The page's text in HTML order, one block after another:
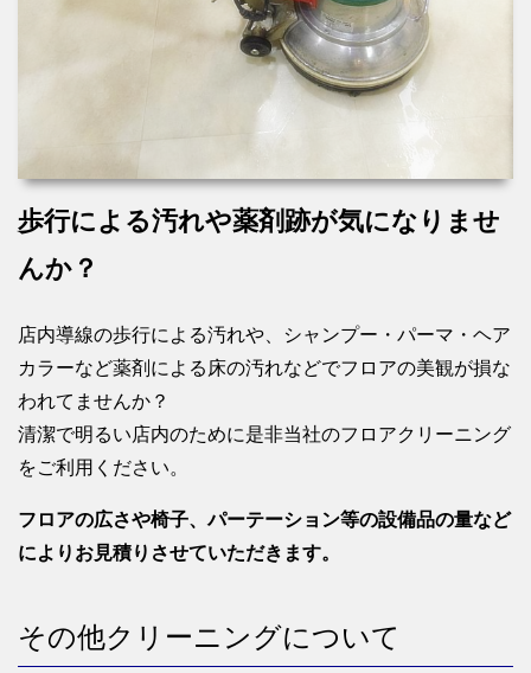
歩行による汚れや薬剤跡が気になりませ
んか？
店内導線の歩行による汚れや、シャンプー・パーマ・ヘア
カラーなど薬剤による床の汚れなどでフロアの美観が損な
われてませんか？
清潔で明るい店内のために是非当社のフロアクリーニング
をご利用ください。
フロアの広さや椅子、パーテーション等の設備品の量など
によりお見積りさせていただきます。
その他クリーニングについて